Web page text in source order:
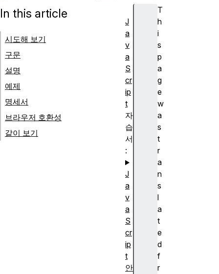
T
h
i
s
p
a
g
e
w
a
s
t
r
a
n
s
l
a
t
e
d
f
r
In this article
시도해 보기
구문
설명
예제
명세서
브라우저 호환성
같이 보기
J
a
v
a
S
cr
ip
t
자
습
서
:
J
a
v
a
S
cr
ip
t
안